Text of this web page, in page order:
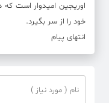
اوریجین امیدوار است که
خود را از سر بگیرد.
انتهای پیام